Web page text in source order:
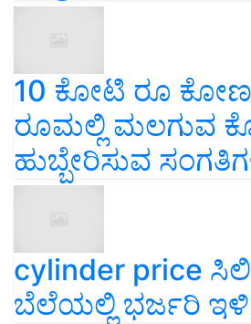
10 ಕೋಟಿ ರೂ
ರೂಮಲ್ಲಿ ಮಲಗುವ
ಹುಬ್ಬೇರಿಸುವ
cylinder price
ಬೆಲೆಯಲ್ಲಿ ಭರ್ಜರಿ